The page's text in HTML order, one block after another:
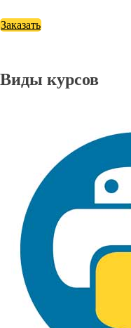
Заказать
Виды курсов